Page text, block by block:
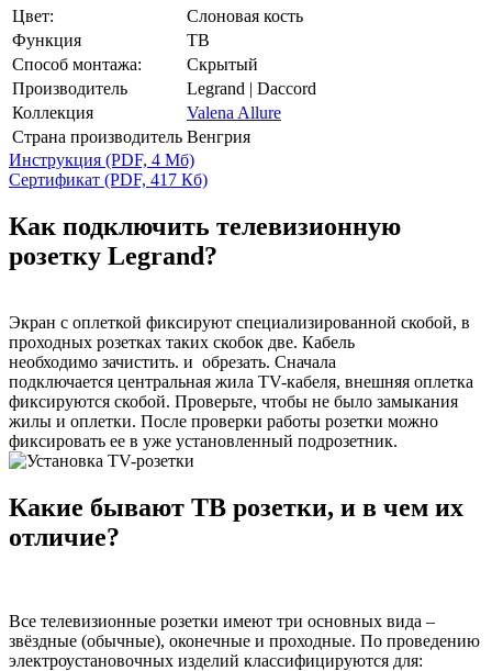
Цвет:
Слоновая кость
Функция
ТВ
Способ монтажа:
Скрытый
Производитель
Legrand | Daccord
Коллекция
Valena Allure
Страна производитель Венгрия
Инструкция (PDF, 4 Мб)
Сертификат (PDF, 417 Кб)
Как подключить телевизионную
розетку Legrand?
Экран с оплеткой фиксируют специализированной скобой, в
проходных розетках таких скобок две. Кабель
необходимо зачистить. и обрезать. Сначала
подключается центральная жила TV-кабеля, внешняя оплетка
фиксируются скобой. Проверьте, чтобы не было замыкания
жилы и оплетки. После проверки работы розетки можно
фиксировать ее в уже установленный подрозетник.
Какие бывают ТВ розетки, и в чем их
отличие?
Все телевизионные розетки имеют три основных вида –
звёздные (обычные), оконечные и проходные. По проведению
электроустановочных изделий классифицируются для: